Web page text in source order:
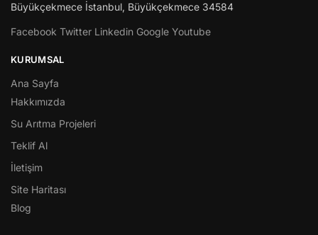
Büyükçekmece İstanbul, Büyükçekmece 34584
Facebook Twitter Linkedin Google Youtube
KURUMSAL
Ana Sayfa
Hakkımızda
Su Arıtma Projeleri
Teklif Al
İletişim
Site Haritası
Blog